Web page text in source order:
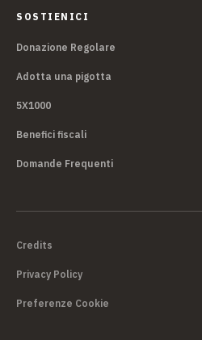
SOSTIENICI
Donazione Regolare
Adotta una pigotta
5X1000
Benefici fiscali
Domande Frequenti
Credits
Privacy Policy
Preferenze Cookie